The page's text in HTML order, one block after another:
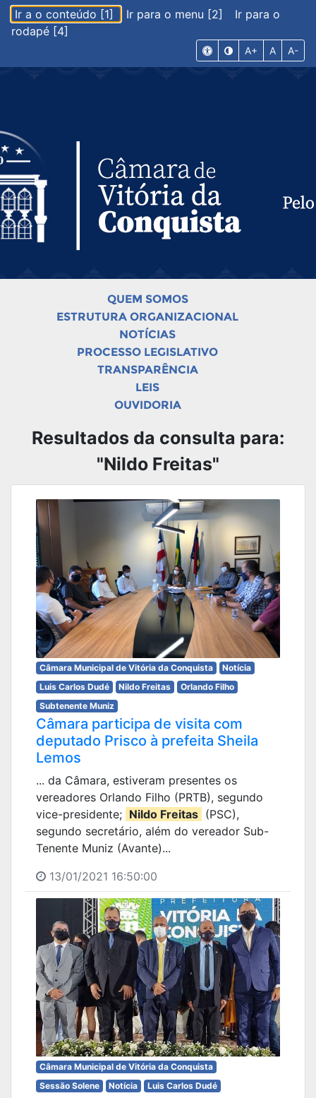
Ir a o conteúdo [1] Ir para o menu [2]
Ir para o
rodapé [4]
A+ A A-
QUEM SOMOS
ESTRUTURA ORGANIZACIONAL
NOTÍCIAS
PROCESSO LEGISLATIVO
TRANSPARÊNCIA
LEIS
OUVIDORIA
Resultados da consulta para:
"Nildo Freitas"
Câmara Municipal de Vitória da Conquista
Notícia
Luis Carlos Dudé
Nildo Freitas
Orlando Filho
Subtenente Muniz
Câmara participa de visita com
deputado Prisco à prefeita Sheila
Lemos
... da Câmara, estiveram presentes os
vereadores Orlando Filho (PRTB), segundo
vice-presidente; Nildo Freitas (PSC),
segundo secretário, além do vereador Sub-
Tenente Muniz (Avante)...
13/01/2021 16:50:00
Câmara Municipal de Vitória da Conquista
Sessão Solene
Notícia
Luis Carlos Dudé